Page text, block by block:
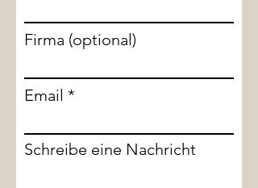
Firma (optional)
Email
Schreibe eine Nachricht